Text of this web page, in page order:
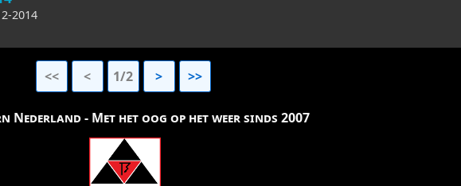
2014
<< < 1/2 > >>
Nederland - Met het oog op het weer sinds 2007